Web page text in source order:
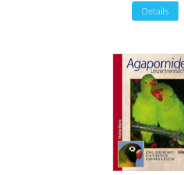
Details